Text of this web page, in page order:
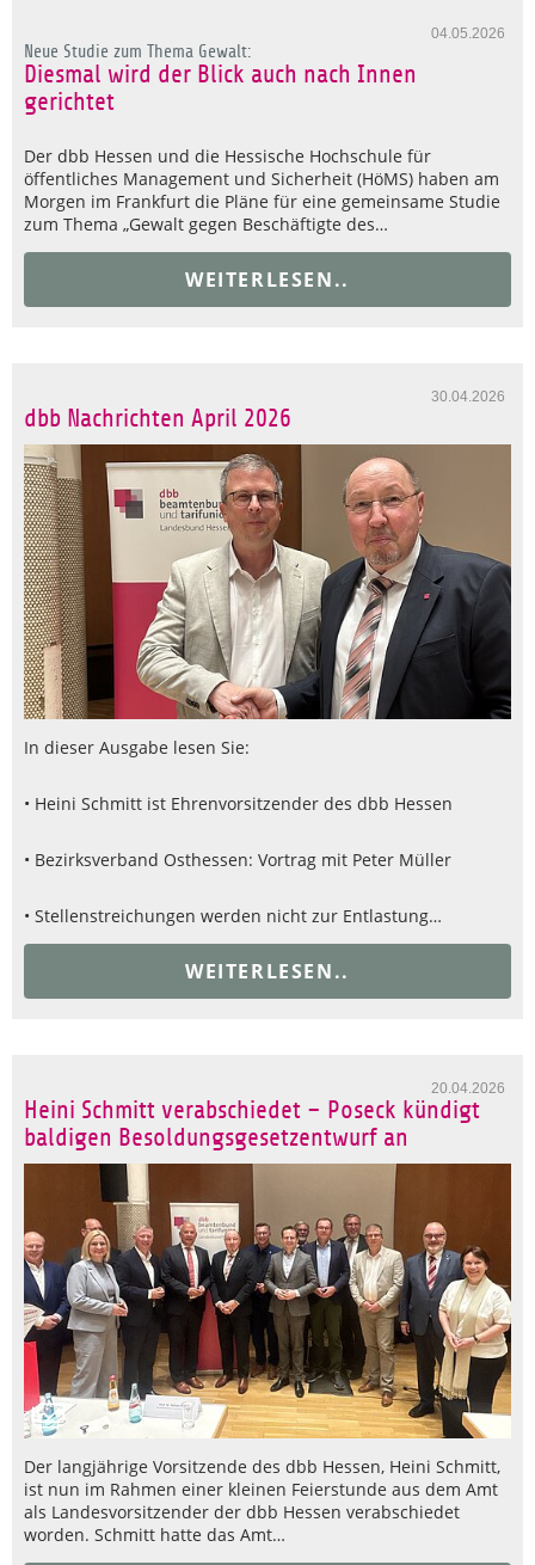
04.05.2026
Neue Studie zum Thema Gewalt:
Diesmal wird der Blick auch nach Innen
gerichtet
Der dbb Hessen und die Hessische Hochschule für
öffentliches Management und Sicherheit (HöMS) haben am
Morgen im Frankfurt die Pläne für eine gemeinsame Studie
zum Thema „Gewalt gegen Beschäftigte des…
WEITERLESEN..
30.04.2026
dbb Nachrichten April 2026
In dieser Ausgabe lesen Sie:
• Heini Schmitt ist Ehrenvorsitzender des dbb Hessen
• Bezirksverband Osthessen: Vortrag mit Peter Müller
• Stellenstreichungen werden nicht zur Entlastung…
WEITERLESEN..
20.04.2026
Heini Schmitt verabschiedet – Poseck kündigt
baldigen Besoldungsgesetzentwurf an
Der langjährige Vorsitzende des dbb Hessen, Heini Schmitt,
ist nun im Rahmen einer kleinen Feierstunde aus dem Amt
als Landesvorsitzender der dbb Hessen verabschiedet
worden. Schmitt hatte das Amt…